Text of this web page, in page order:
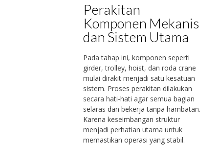
Perakitan
Komponen Mekanis
dan Sistem Utama
Pada tahap ini, komponen seperti
girder, trolley, hoist, dan roda crane
mulai dirakit menjadi satu kesatuan
sistem. Proses perakitan dilakukan
secara hati-hati agar semua bagian
selaras dan bekerja tanpa hambatan.
Karena keseimbangan struktur
menjadi perhatian utama untuk
memastikan operasi yang stabil.